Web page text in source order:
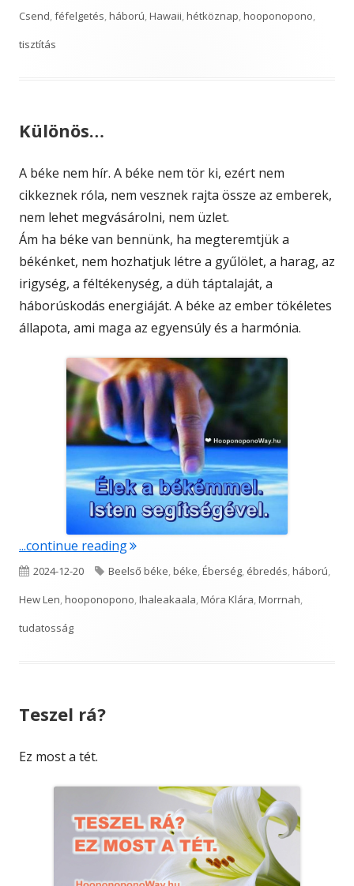
on
Csend,féfelgetés,háború,Hawaii,hétköznap,hooponopono,
tisztítás
Különös…
A béke nem hír. A béke nem tör ki, ezért nem
cikkeznek róla, nem vesznek rajta össze az emberek,
nem lehet megvásárolni, nem üzlet.
Ám ha béke van bennünk, ha megteremtjük a
békénket, nem hozhatjuk létre a gyűlölet, a harag, az
irigység, a féltékenység, a düh táptalaját, a
háborúskodás energiáját. A béke az ember tökéletes
állapota, ami maga az egyensúly és a harmónia.
...continue reading"Különös…"
Published
on
2024-12-20 Tags
Beelső béke,béke,Éberség, ébredés,háború,
Hew Len,hooponopono,Ihaleakaala,Móra Klára,Morrnah,
tudatosság
Teszel rá?
Ez most a tét.